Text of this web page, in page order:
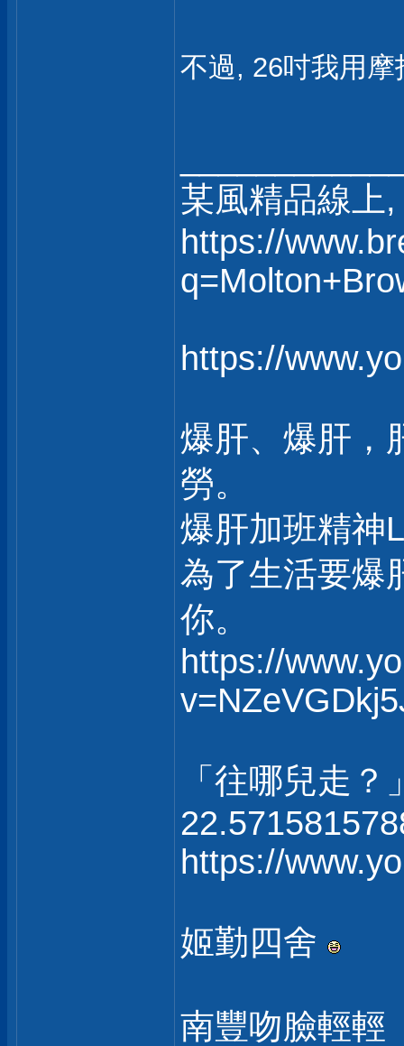
不過, 26吋我用
某風精品線上
https://
https://
爆肝、爆肝，
勞。
爆肝加班精神
為了生活要爆
你。
https://
「往哪兒走？
https://
姬勤四舍
南豐吻臉輕